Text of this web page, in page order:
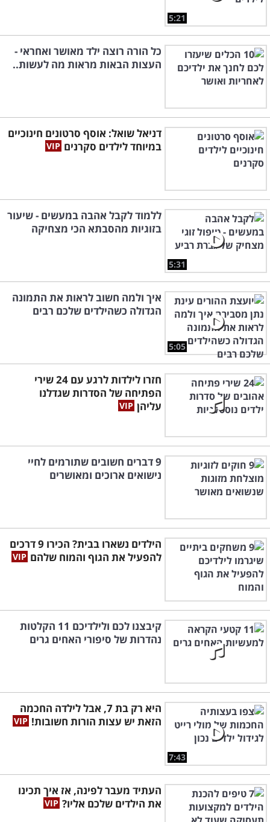
5:21
כל הורה רוצה ילד מאושר ואחראי -
העצות הבאות מראות מה לעשות..
דניאל שואל: אוסף סרטונים חינוכיים
במיוחד לילדים סקרנים
5:31
ללמוד לקבל אהבה במעשים - שיעור
בזוגיות מהסבתא הכי מצחיקה
5:05
איך ולמה חשוב לראות את התמונה
הגדולה כשהילדים שלכם רבים
חזרו לילדות לרגע עם 24 שירי
הפתיחה של הסדרות שגדלנו
עליהן
9 דברים חשובים שתורמים לחיי
נישואים ארוכים ומאושרים
הילדים נשארו בבית? הכירו 9 דרכים
להפעיל את הגוף והמוח שלהם
קיבצנו לכם ולילדיכם 11 הקלטות
נהדרות של סיפורי האחים גרים
7:43
היא רק בת 7, אבל לילדה החכמה
הזאת יש עצות הורות חשובות!
העתיד מעבר לפינה, אז איך תכינו
את הילדים שלכם אליו?